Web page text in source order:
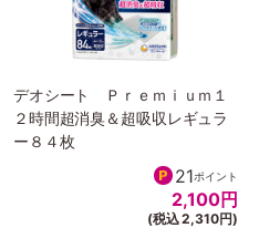
デオシート Ｐｒｅｍｉｕｍ１
２時間超消臭＆超吸収レギュラ
ー８４枚
21ポイント
2,100円
(税込 2,310円)